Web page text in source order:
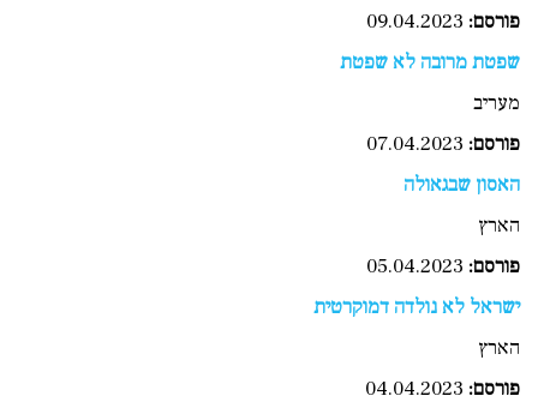
פורסם:
שפטת מרובה לא שפטת
מעריב
פורסם:
האסון שבגאולה
הארץ
פורסם:
ישראל לא נולדה דמוקרטית
הארץ
פורסם: